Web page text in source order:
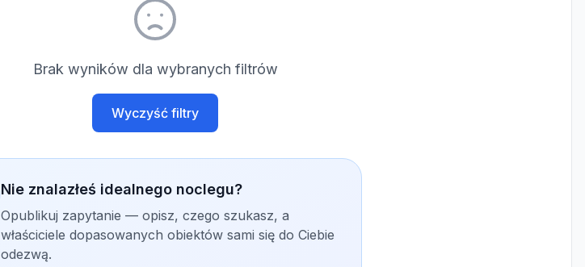
Brak wyników dla wybranych filtrów
Wyczyść filtry
Nie znalazłeś idealnego noclegu?
Opublikuj zapytanie — opisz, czego szukasz, a
właściciele dopasowanych obiektów sami się do Ciebie
odezwą.